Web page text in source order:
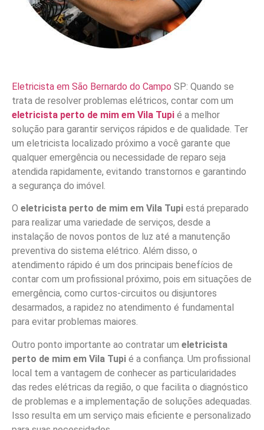
Eletricista em São Bernardo do Campo SP: Quando se
trata de resolver problemas elétricos, contar com um
eletricista perto de mim em Vila Tupi é a melhor
solução para garantir serviços rápidos e de qualidade. Ter
um eletricista localizado próximo a você garante que
qualquer emergência ou necessidade de reparo seja
atendida rapidamente, evitando transtornos e garantindo
a segurança do imóvel.
O eletricista perto de mim em Vila Tupi está preparado
para realizar uma variedade de serviços, desde a
instalação de novos pontos de luz até a manutenção
preventiva do sistema elétrico. Além disso, o
atendimento rápido é um dos principais benefícios de
contar com um profissional próximo, pois em situações de
emergência, como curtos-circuitos ou disjuntores
desarmados, a rapidez no atendimento é fundamental
para evitar problemas maiores.
Outro ponto importante ao contratar um eletricista
perto de mim em Vila Tupi é a confiança. Um profissional
local tem a vantagem de conhecer as particularidades
das redes elétricas da região, o que facilita o diagnóstico
de problemas e a implementação de soluções adequadas.
Isso resulta em um serviço mais eficiente e personalizado